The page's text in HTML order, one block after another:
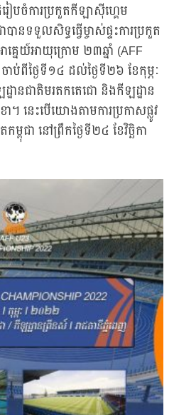
ៀបចំការប្រកួតកីឡាស៊ីហ្គេម
នទទួលសិទ្ធធ្វើម្ចាស់ផ្ទះការប្រកួត
នេយ៍អាយុក្រោម ២៣ឆ្នាំ (AFF
ប់ពីថ្ងៃទី១៤ ដល់ថ្ងៃទី២៦ ខែកុម្ភៈ
នជាតិមរតកតេជោ និងកីឡដ្ឋាន
នេះបើយោងតាមការប្រកាសផ្លូវ
ជា នៅព្រឹកថ្ងៃទី២៤ ខែវិច្ឆិកា